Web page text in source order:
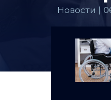
Новости |